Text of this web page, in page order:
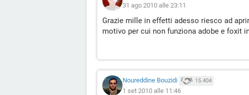
31 ago 2010 alle 23:11
Grazie mille in effetti adesso riesco ad
motivo per cui non funziona adobe e foxit
Noureddine Bouzidi 15.404
1 set 2010 alle 11:46